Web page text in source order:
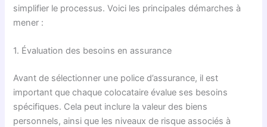
simplifier le processus. Voici les principales démarches à
mener :
1. Évaluation des besoins en assurance
Avant de sélectionner une police d’assurance, il est
important que chaque colocataire évalue ses besoins
spécifiques. Cela peut inclure la valeur des biens
personnels, ainsi que les niveaux de risque associés à